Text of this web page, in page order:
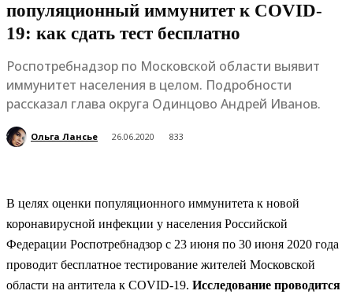
популяционный иммунитет к COVID-
19: как сдать тест бесплатно
Роспотребнадзор по Московской области выявит
иммунитет населения в целом. Подробности
рассказал глава округа Одинцово Андрей Иванов.
Ольга Лансье 26.06.2020 833
В целях оценки популяционного иммунитета к новой
коронавирусной инфекции у населения Российской
Федерации Роспотребнадзор с 23 июня по 30 июня 2020 года
проводит бесплатное тестирование жителей Московской
области на антитела к COVID-19. Исследование проводится